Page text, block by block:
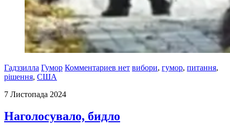
Гадззилла Гумор Комментариев нет вибори, гумор, питання,
рішення, США
7 Листопада 2024
Наголосувало, бидло